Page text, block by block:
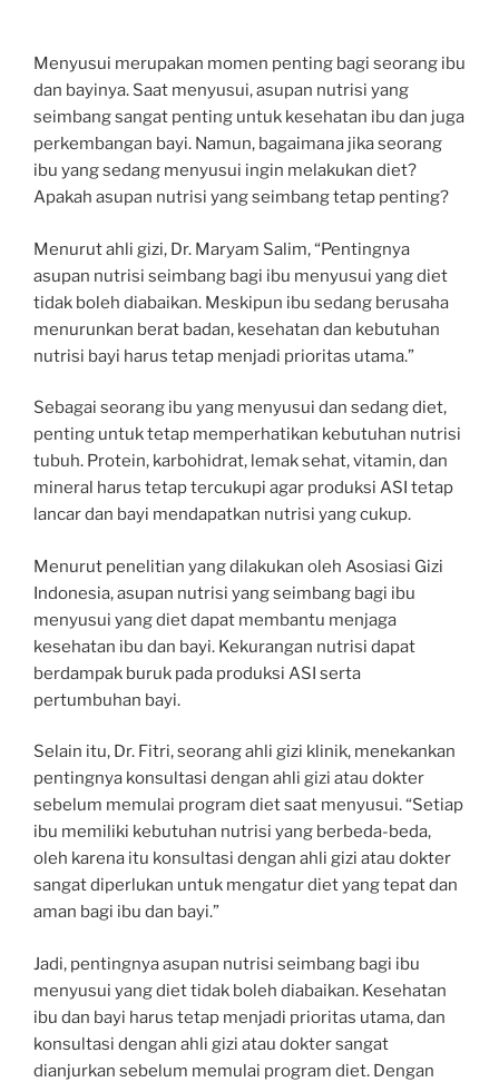
Menyusui merupakan momen penting bagi seorang ibu
dan bayinya. Saat menyusui, asupan nutrisi yang
seimbang sangat penting untuk kesehatan ibu dan juga
perkembangan bayi. Namun, bagaimana jika seorang
ibu yang sedang menyusui ingin melakukan diet?
Apakah asupan nutrisi yang seimbang tetap penting?
Menurut ahli gizi, Dr. Maryam Salim, “Pentingnya
asupan nutrisi seimbang bagi ibu menyusui yang diet
tidak boleh diabaikan. Meskipun ibu sedang berusaha
menurunkan berat badan, kesehatan dan kebutuhan
nutrisi bayi harus tetap menjadi prioritas utama.”
Sebagai seorang ibu yang menyusui dan sedang diet,
penting untuk tetap memperhatikan kebutuhan nutrisi
tubuh. Protein, karbohidrat, lemak sehat, vitamin, dan
mineral harus tetap tercukupi agar produksi ASI tetap
lancar dan bayi mendapatkan nutrisi yang cukup.
Menurut penelitian yang dilakukan oleh Asosiasi Gizi
Indonesia, asupan nutrisi yang seimbang bagi ibu
menyusui yang diet dapat membantu menjaga
kesehatan ibu dan bayi. Kekurangan nutrisi dapat
berdampak buruk pada produksi ASI serta
pertumbuhan bayi.
Selain itu, Dr. Fitri, seorang ahli gizi klinik, menekankan
pentingnya konsultasi dengan ahli gizi atau dokter
sebelum memulai program diet saat menyusui. “Setiap
ibu memiliki kebutuhan nutrisi yang berbeda-beda,
oleh karena itu konsultasi dengan ahli gizi atau dokter
sangat diperlukan untuk mengatur diet yang tepat dan
aman bagi ibu dan bayi.”
Jadi, pentingnya asupan nutrisi seimbang bagi ibu
menyusui yang diet tidak boleh diabaikan. Kesehatan
ibu dan bayi harus tetap menjadi prioritas utama, dan
konsultasi dengan ahli gizi atau dokter sangat
dianjurkan sebelum memulai program diet. Dengan